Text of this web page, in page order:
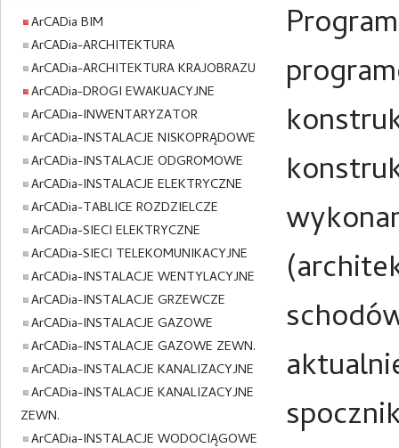
ArCADia BIM
ArCADia-ARCHITEKTURA
ArCADia-ARCHITEKTURA KRAJOBRAZU
ArCADia-DROGI EWAKUACYJNE
ArCADia-INWENTARYZATOR
ArCADia-INSTALACJE NISKOPRĄDOWE
ArCADia-INSTALACJE ODGROMOWE
ArCADia-INSTALACJE ELEKTRYCZNE
ArCADia-TABLICE ROZDZIELCZE
ArCADia-SIECI ELEKTRYCZNE
ArCADia-SIECI TELEKOMUNIKACYJNE
ArCADia-INSTALACJE WENTYLACYJNE
ArCADia-INSTALACJE GRZEWCZE
ArCADia-INSTALACJE GAZOWE
ArCADia-INSTALACJE GAZOWE ZEWN.
ArCADia-INSTALACJE KANALIZACYJNE
ArCADia-INSTALACJE KANALIZACYJNE
ZEWN.
ArCADia-INSTALACJE WODOCIĄGOWE